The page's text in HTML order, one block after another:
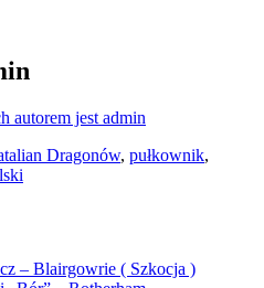
autorem jest admin
Dragonów, pułkownik,
– Blairgowrie ( Szkocja )